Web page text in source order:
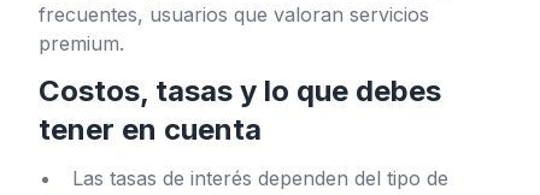
frecuentes, usuarios que valoran servicios
premium.
Costos, tasas y lo que debes
tener en cuenta
Las tasas de interés dependen del tipo de